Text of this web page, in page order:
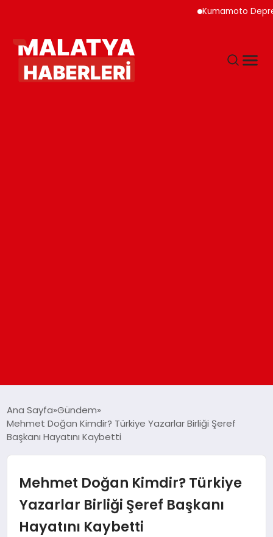
Kumamoto
GÜNDEM
DÜNYA
EĞITIM
Ana Sayfa Gündem
Mehmet Doğan Kimdir? Türkiye Yazarlar Birliği Şeref
Başkanı Hayatını Kaybetti
Mehmet Doğan Kimdir? Türkiye
Yazarlar Birliği Şeref Başkanı
Hayatını Kaybetti